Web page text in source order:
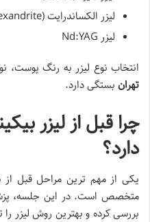
لیزر الکساندرایت (Alexandrite)
لیزر Nd:YAG
انتخاب نوع لیزر به رنگ پوست،
تهران بستگی دارد.
چرا قبل از لیزر
دارد؟
یکی از مهم ترین مراحل قبل از
متخصص است. در این جلسه،
بررسی کرده و بهترین روش لیزر